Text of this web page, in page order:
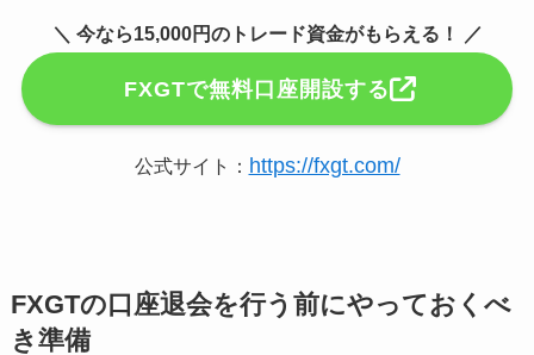
＼ 今なら15,000円のトレード資金がもらえる！ ／
FXGTで無料口座開設する
公式サイト： https://fxgt.com/
FXGTの口座退会を行う前にやっておくべ
き準備